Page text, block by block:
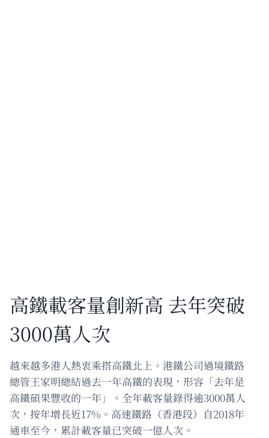
高鐵載客量創新高 去年突破
3000萬人次
越來越多港人熱衷乘搭高鐵北上。港鐵公司過境鐵路
總管王家明總結過去一年高鐵的表現，形容「去年是
高鐵碩果豐收的一年」。全年載客量錄得逾3000萬人
次，按年增長近17%。高速鐵路（香港段）自2018年
通車至今，累計載客量已突破一億人次。